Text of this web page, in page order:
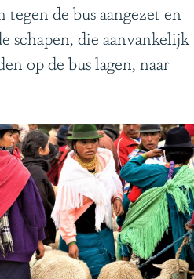
de bus aangezet en
schapen, die aanvankelijk
op de bus lagen, naar